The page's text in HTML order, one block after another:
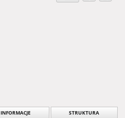
INFORMACJE STRUKTURA